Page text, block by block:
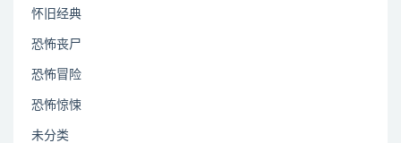
怀旧经典
恐怖丧尸
恐怖冒险
恐怖惊悚
未分类